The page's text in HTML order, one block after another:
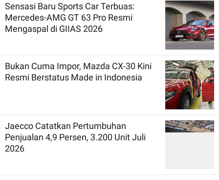
Sensasi Baru Sports Car Terbuas:
Mercedes-AMG GT 63 Pro Resmi
Mengaspal di GIIAS 2026
Bukan Cuma Impor, Mazda CX-30 Kini
Resmi Berstatus Made in Indonesia
Jaecco Catatkan Pertumbuhan
Penjualan 4,9 Persen, 3.200 Unit Juli
2026